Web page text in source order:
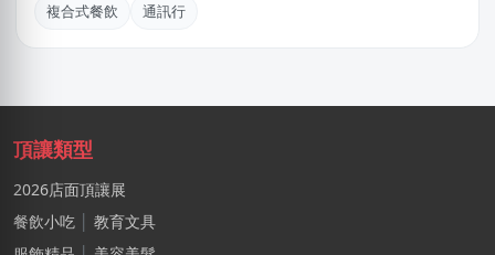
新北市｜預算 10萬~30萬元
黃X姐
基隆市｜預算 10萬~30萬元
利X銥
桃園市｜預算 10萬~30萬元
複合式餐飲
通訊行
頂讓類型
2026店面頂讓展
餐飲小吃
教育文具